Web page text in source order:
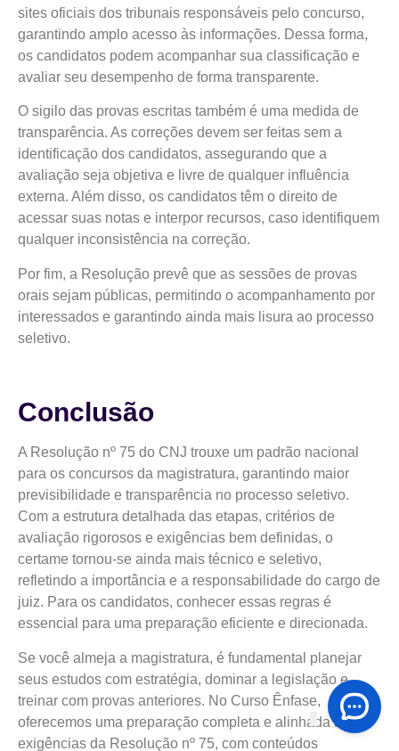
sites oficiais dos tribunais responsáveis pelo concurso,
garantindo amplo acesso às informações. Dessa forma,
os candidatos podem acompanhar sua classificação e
avaliar seu desempenho de forma transparente.
O sigilo das provas escritas também é uma medida de
transparência. As correções devem ser feitas sem a
identificação dos candidatos, assegurando que a
avaliação seja objetiva e livre de qualquer influência
externa. Além disso, os candidatos têm o direito de
acessar suas notas e interpor recursos, caso identifiquem
qualquer inconsistência na correção.
Por fim, a Resolução prevê que as sessões de provas
orais sejam públicas, permitindo o acompanhamento por
interessados e garantindo ainda mais lisura ao processo
seletivo.
Conclusão
A Resolução nº 75 do CNJ trouxe um padrão nacional
para os concursos da magistratura, garantindo maior
previsibilidade e transparência no processo seletivo.
Com a estrutura detalhada das etapas, critérios de
avaliação rigorosos e exigências bem definidas, o
certame tornou-se ainda mais técnico e seletivo,
refletindo a importância e a responsabilidade do cargo de
juiz. Para os candidatos, conhecer essas regras é
essencial para uma preparação eficiente e direcionada.
Se você almeja a magistratura, é fundamental planejar
seus estudos com estratégia, dominar a legislação e
treinar com provas anteriores. No Curso Ênfase,
oferecemos uma preparação completa e alinhada às
exigências da Resolução nº 75, com conteúdos